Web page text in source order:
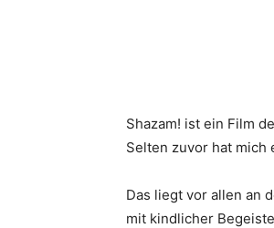
Shazam! ist ein Film
Selten zuvor hat mich
Das liegt vor allen an
mit kindlicher